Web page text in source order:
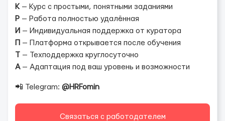
К— Курс с простыми, понятными заданиями
Р — Работа полностью удалённая
И — Индивидуальная поддержка от куратора
— Платформа открывается после обучения
— Техподдержка круглосуточно
А— Адаптация под ваш уровень и возможности
📲 Telegram: @HRFomin
Связаться с работодателем